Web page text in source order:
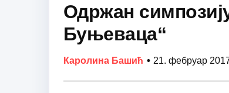
Одржан
Буњеваца“
Каролина Башић • 21. фебруар